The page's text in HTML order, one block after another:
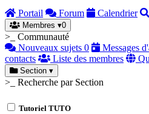
Portail Forum Calendrier
Membres ▾0
>_ Communauté
Nouveaux sujets 0 Messages
contacts
Liste des membres
Section ▾
>_ Recherche par Section
Tutoriel TUTO